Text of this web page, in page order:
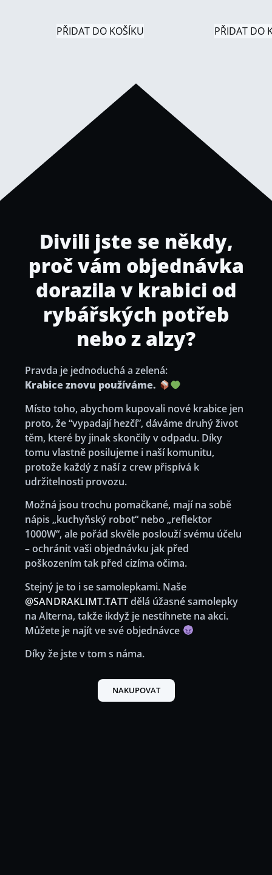
PŘIDAT DO KOŠÍKU PŘIDAT DO
Divili jste se někdy,
proč vám objednávka
dorazila v krabici od
rybářských potřeb
nebo z alzy?
Pravda je jednoduchá a zelená:
Krabice znovu používáme.
Místo toho, abychom kupovali nové krabice jen
proto, že “vypadají hezčí”, dáváme druhý život
těm, které by jinak skončily v odpadu. Díky
tomu vlastně posilujeme i naší komunitu,
protože každý z naší z crew přispívá k
udržitelnosti provozu.
Možná jsou trochu pomačkané, mají na sobě
nápis „kuchyňský robot“ nebo „reflektor
1000W“, ale pořád skvěle poslouží svému účelu
– ochránit vaši objednávku jak před
poškozením tak před cizíma očima.
Stejný je to i se samolepkami. Naše
@SANDRAKLIMT.TATTdělá úžasné samolepky
na Alterna, takže ikdyž je nestihnete na akci.
Můžete je najít ve své objednávce
Díky že jste v tom s náma.
NAKUPOVAT